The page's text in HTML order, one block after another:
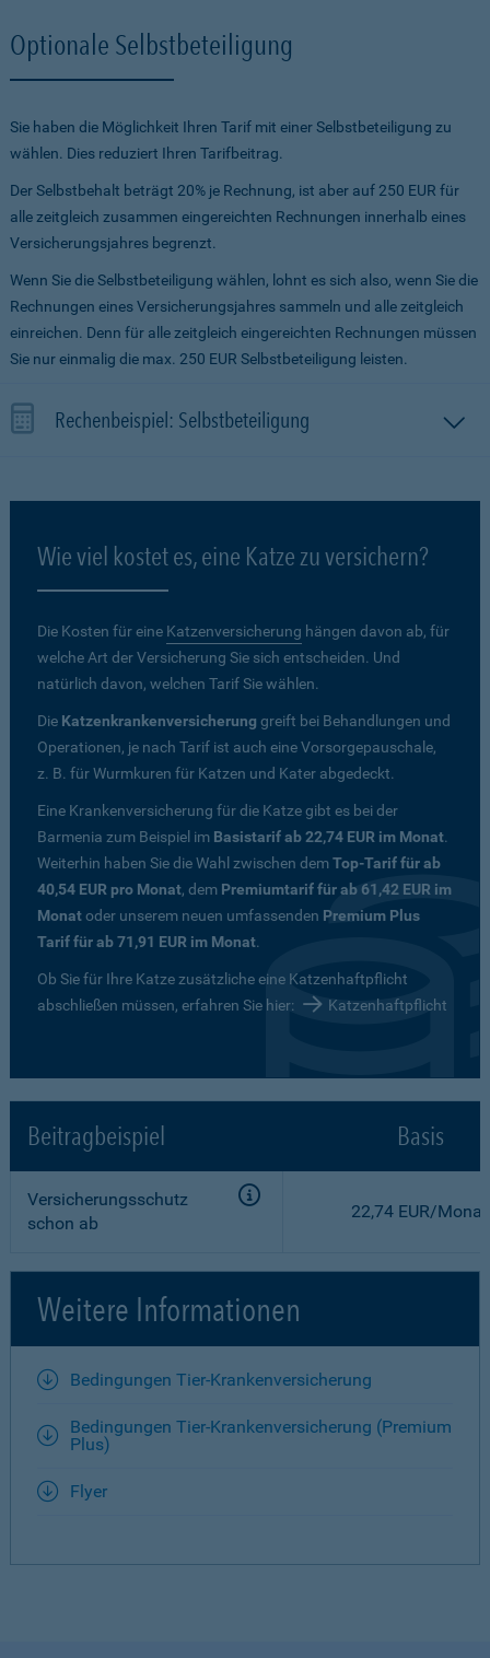
Optionale Selbstbeteiligung
Sie haben die Möglichkeit Ihren Tarif mit einer Selbstbeteiligung zu
wählen. Dies reduziert Ihren Tarifbeitrag.
Der Selbstbehalt beträgt 20% je Rechnung, ist aber auf 250 EUR für
alle zeitgleich zusammen eingereichten Rechnungen innerhalb eines
Versicherungsjahres begrenzt.
Wenn Sie die Selbstbeteiligung wählen, lohnt es sich also, wenn Sie die
Rechnungen eines Versicherungsjahres sammeln und alle zeitgleich
einreichen. Denn für alle zeitgleich eingereichten Rechnungen müssen
Sie nur einmalig die max. 250 EUR Selbstbeteiligung leisten.
Rechenbeispiel: Selbstbeteiligung
Wie viel kostet es, eine Katze zu versichern?
Die Kosten für eine Katzenversicherung hängen davon ab, für
welche Art der Versicherung Sie sich entscheiden. Und
natürlich davon, welchen Tarif Sie wählen.
Die Katzenkrankenversicherung greift bei Behandlungen und
Operationen, je nach Tarif ist auch eine Vorsorgepauschale,
z. B. für Wurmkuren für Katzen und Kater abgedeckt.
Eine Krankenversicherung für die Katze gibt es bei der
Barmenia zum Beispiel im Basistarif ab 22,74 EUR im Monat.
Weiterhin haben Sie die Wahl zwischen demTop-Tarif für ab
40,54 EUR pro Monat, dem Premiumtarif für ab 61,42 EUR im
Monatoder unserem neuen umfassenden Premium Plus
Tarif für ab 71,91 EUR im Monat.
Ob Sie für Ihre Katze zusätzliche eine Katzenhaftpflicht
abschließen müssen, erfahren Sie hier:
Katzenhaftpflicht
Beitragbeispiel Basis
Versicherungsschutz
schon ab
22,74 EUR/Monat
Weitere Informationen
Bedingungen Tier-Krankenversicherung
Bedingungen Tier-Krankenversicherung (Premium
Plus)
Flyer